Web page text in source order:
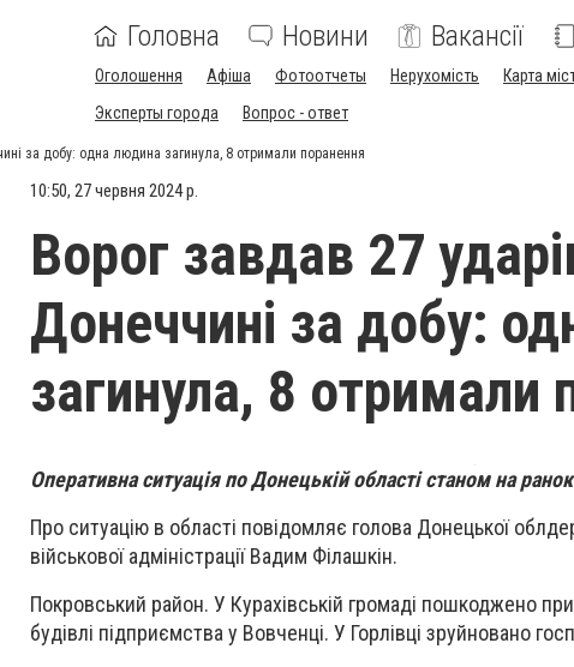
Головна Новини Вакансії
Оголошення Афіша Фотоотчеты Нерухомість Карта
Эксперты города
Вопрос - ответ
за добу: одна людина загинула, 8 отримали поранення
10:50, 27 червня 2024 р.
Ворог завдав 27
Донеччині за добу:
загинула, 8 отримали
Оперативна ситуація по Донецькій області станом на
Про ситуацію в області повідомляє голова Донецької
військової адміністрації Вадим Філашкін.
Покровський район. У Курахівській громаді пошкоджено
будівлі підприємства у Вовченці. У Горлівці зруйновано